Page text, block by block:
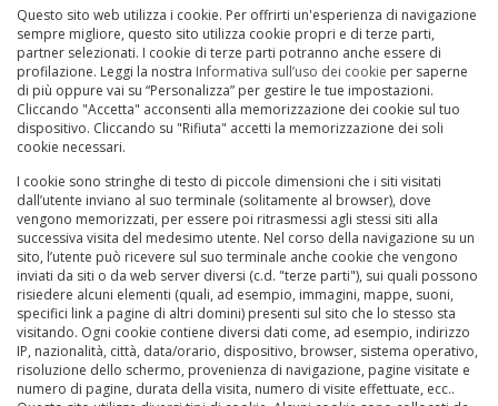
Questo sito web utilizza i cookie. Per offrirti un'esperienza di navigazione
sempre migliore, questo sito utilizza cookie propri e di terze parti,
partner selezionati. I cookie di terze parti potranno anche essere di
profilazione. Leggi la nostra Informativa sull’uso dei cookie per saperne
di più oppure vai su “Personalizza” per gestire le tue impostazioni.
Cliccando "Accetta" acconsenti alla memorizzazione dei cookie sul tuo
dispositivo. Cliccando su "Rifiuta" accetti la memorizzazione dei soli
cookie necessari.
I cookie sono stringhe di testo di piccole dimensioni che i siti visitati
dall’utente inviano al suo terminale (solitamente al browser), dove
vengono memorizzati, per essere poi ritrasmessi agli stessi siti alla
successiva visita del medesimo utente. Nel corso della navigazione su un
sito, l’utente può ricevere sul suo terminale anche cookie che vengono
inviati da siti o da web server diversi (c.d. "terze parti"), sui quali possono
risiedere alcuni elementi (quali, ad esempio, immagini, mappe, suoni,
specifici link a pagine di altri domini) presenti sul sito che lo stesso sta
visitando. Ogni cookie contiene diversi dati come, ad esempio, indirizzo
IP, nazionalità, città, data/orario, dispositivo, browser, sistema operativo,
risoluzione dello schermo, provenienza di navigazione, pagine visitate e
numero di pagine, durata della visita, numero di visite effettuate, ecc..